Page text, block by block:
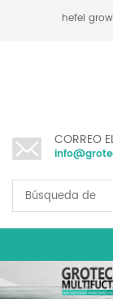
hefei
CORREO